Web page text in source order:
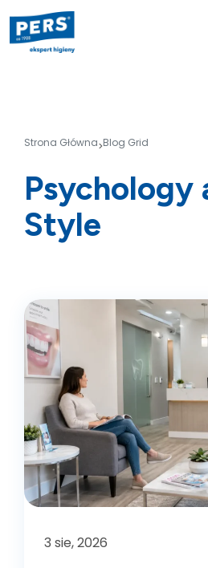
Strona Główna>Blog Grid
Psychology
Style
3 sie, 2026